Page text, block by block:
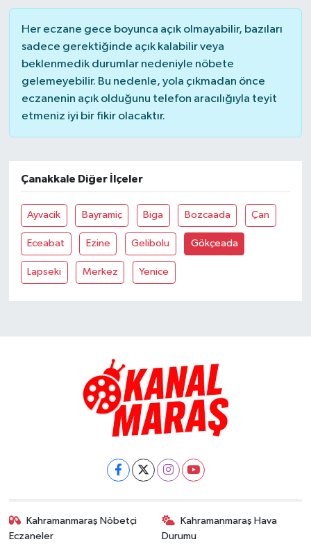
Her eczane gece boyunca açık olmayabilir, bazıları
sadece gerektiğinde açık kalabilir veya
beklenmedik durumlar nedeniyle nöbete
gelemeyebilir. Bu nedenle, yola çıkmadan önce
eczanenin açık olduğunu telefon aracılığıyla teyit
etmeniz iyi bir fikir olacaktır.
Çanakkale Diğer İlçeler
Ayvacik Bayramiç Biga Bozcaada Çan
Eceabat Ezine Gelibolu Gökçeada
Lapseki Merkez Yenice
Kahramanmaraş Nöbetçi
Eczaneler
Kahramanmaraş Hava
Durumu
DÜNYA
TREND
MEDYA
OTOMOTİV
YAŞAM
KÜLTÜR SANAT